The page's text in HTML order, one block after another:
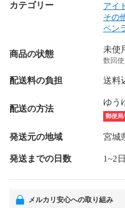
カテゴリー
アイ
その
ペン
商品の状態 未使
数回
配送料の負担 送料
配送の方法
ゆう
郵便局
発送元の地域 宮城
発送までの日数 1~2
メルカリ安心への取り組み